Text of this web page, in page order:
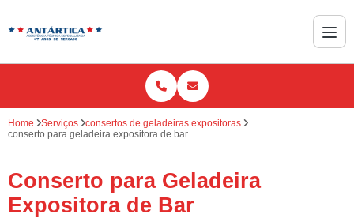
Home Serviços
consertos de geladeiras expositoras
conserto para geladeira expositora de bar
Conserto para Geladeira
Expositora de Bar